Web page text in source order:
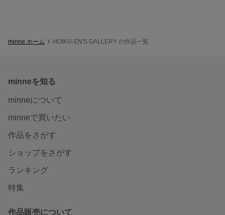
minne ホーム HOIKU-EN'S GALLERY の作品一覧
minneを知る
minneについて
minneで買いたい
作品をさがす
ショップをさがす
ランキング
特集
作品販売について